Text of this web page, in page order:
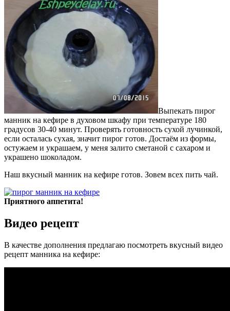
Выпекать пирог
манник на кефире в духовом шкафу при температуре 180
градусов 30-40 минут. Проверять готовность сухой лучинкой,
если осталась сухая, значит пирог готов. Достаём из формы,
остужаем и украшаем, у меня залито сметаной с сахаром и
украшено шоколадом.
Наш вкусный манник на кефире готов. Зовем всех пить чай.
Приятного аппетита!
Видео рецепт
В качестве дополнения предлагаю посмотреть вкусный видео
рецепт манника на кефире: